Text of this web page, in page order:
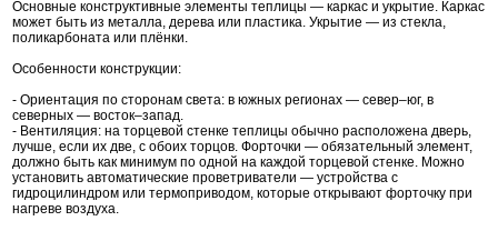
Основные конструктивные элементы теплицы — каркас и укрытие. Каркас
может быть из металла, дерева или пластика. Укрытие — из стекла,
поликарбоната или плёнки.
Особенности конструкции:
- Ориентация по сторонам света: в южных регионах — север–юг, в
северных — восток–запад.
- Вентиляция: на торцевой стенке теплицы обычно расположена дверь,
лучше, если их две, с обоих торцов. Форточки — обязательный элемент,
должно быть как минимум по одной на каждой торцевой стенке. Можно
установить автоматические проветриватели — устройства с
гидроцилиндром или термоприводом, которые открывают форточку при
нагреве воздуха.